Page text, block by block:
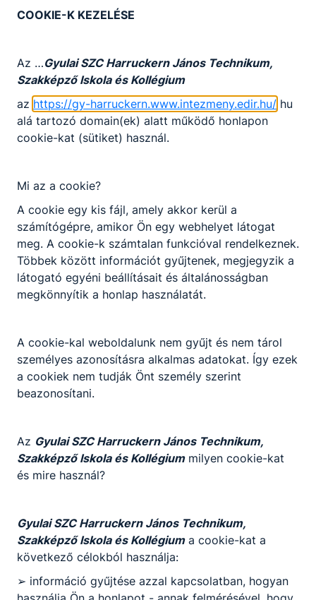
KAPCSOLÓDÓ HÍREK
Szakma kóstoló tábor ötödik nap
-
COOKIE-K KEZELÉSE
Az …Gyulai SZC Harruckern János Technikum,
Szakképző Iskola és Kollégium
az https://gy-harruckern.www.intezmeny.edir.hu/ hu
alá tartozó domain(ek) alatt működő honlapon
cookie-kat (sütiket) használ.
Mi az a cookie?
A cookie egy kis fájl, amely akkor kerül a
számítógépre, amikor Ön egy webhelyet látogat
meg. A cookie-k számtalan funkcióval rendelkeznek.
Többek között információt gyűjtenek, megjegyzik a
látogató egyéni beállításait és általánosságban
megkönnyítik a honlap használatát.
A cookie-kal weboldalunk nem gyűjt és nem tárol
személyes azonosításra alkalmas adatokat. Így ezek
a cookiek nem tudják Önt személy szerint
beazonosítani.
Az Gyulai SZC Harruckern János Technikum,
Szakképző Iskola és Kollégiummilyen cookie-kat
és mire használ?
Gyulai SZC Harruckern János Technikum,
Szakképző Iskola és Kollégiuma cookie-kat a
következő célokból használja:
➢ információ gyűjtése azzal kapcsolatban, hogyan